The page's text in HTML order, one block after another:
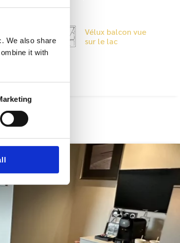
We also share
it with
balnéo
Vélux balcon vue
sur le lac